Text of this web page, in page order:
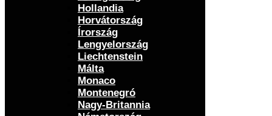
Hollandia
Horvátország
Írország
Lengyelország
Liechtenstein
Málta
Monaco
Montenegró
Nagy-Britannia